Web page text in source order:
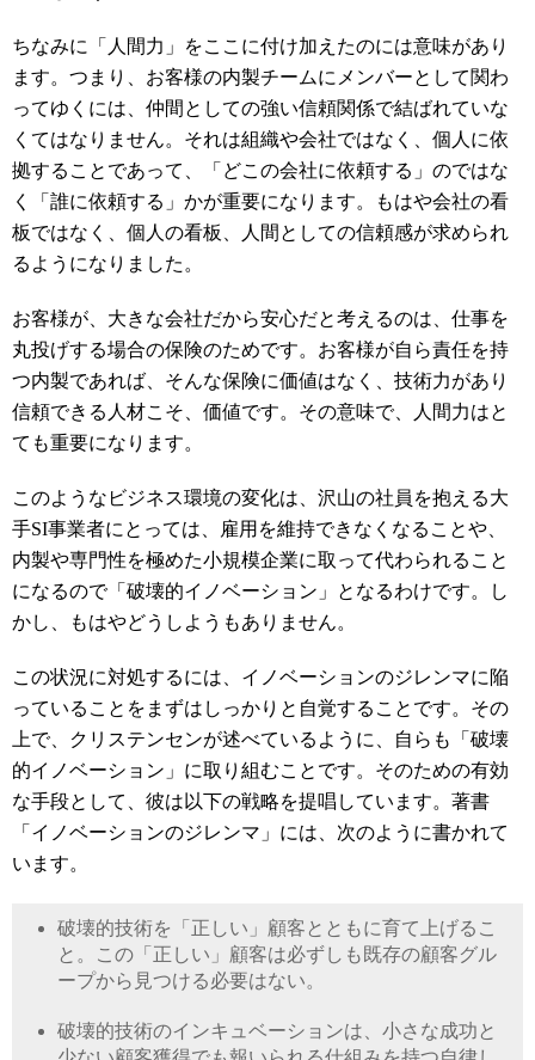
ちなみに「人間力」をここに付け加えたのには意味があり
ます。つまり、お客様の内製チームにメンバーとして関わ
ってゆくには、仲間としての強い信頼関係で結ばれていな
くてはなりません。それは組織や会社ではなく、個人に依
拠することであって、「どこの会社に依頼する」のではな
く「誰に依頼する」かが重要になります。もはや会社の看
板ではなく、個人の看板、人間としての信頼感が求められ
るようになりました。
お客様が、大きな会社だから安心だと考えるのは、仕事を
丸投げする場合の保険のためです。お客様が自ら責任を持
つ内製であれば、そんな保険に価値はなく、技術力があり
信頼できる人材こそ、価値です。その意味で、人間力はと
ても重要になります。
このようなビジネス環境の変化は、沢山の社員を抱える大
手SI事業者にとっては、雇用を維持できなくなることや、
内製や専門性を極めた小規模企業に取って代わられること
になるので「破壊的イノベーション」となるわけです。し
かし、もはやどうしようもありません。
この状況に対処するには、イノベーションのジレンマに陥
っていることをまずはしっかりと自覚することです。その
上で、クリステンセンが述べているように、自らも「破壊
的イノベーション」に取り組むことです。そのための有効
な手段として、彼は以下の戦略を提唱しています。著書
「イノベーションのジレンマ」には、次のように書かれて
います。
破壊的技術を「正しい」顧客とともに育て上げるこ
と。この「正しい」顧客は必ずしも既存の顧客グル
ープから見つける必要はない。
破壊的技術のインキュベーションは、小さな成功と